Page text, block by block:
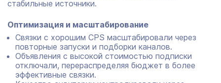
стабильные источники.
Оптимизация и масштабирование
Связки с хорошим CPS масштабировали через
повторные запуски и подборки каналов.
Объявления с высокой стоимостью подписки
отключали, перераспределяя бюджет в более
эффективные связки.